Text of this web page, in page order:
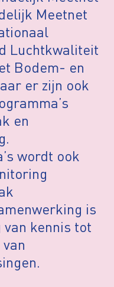
Meetnet
Luchtkwaliteit
Bodem- en
er zijn ook
en
wordt ook
is
kennis tot